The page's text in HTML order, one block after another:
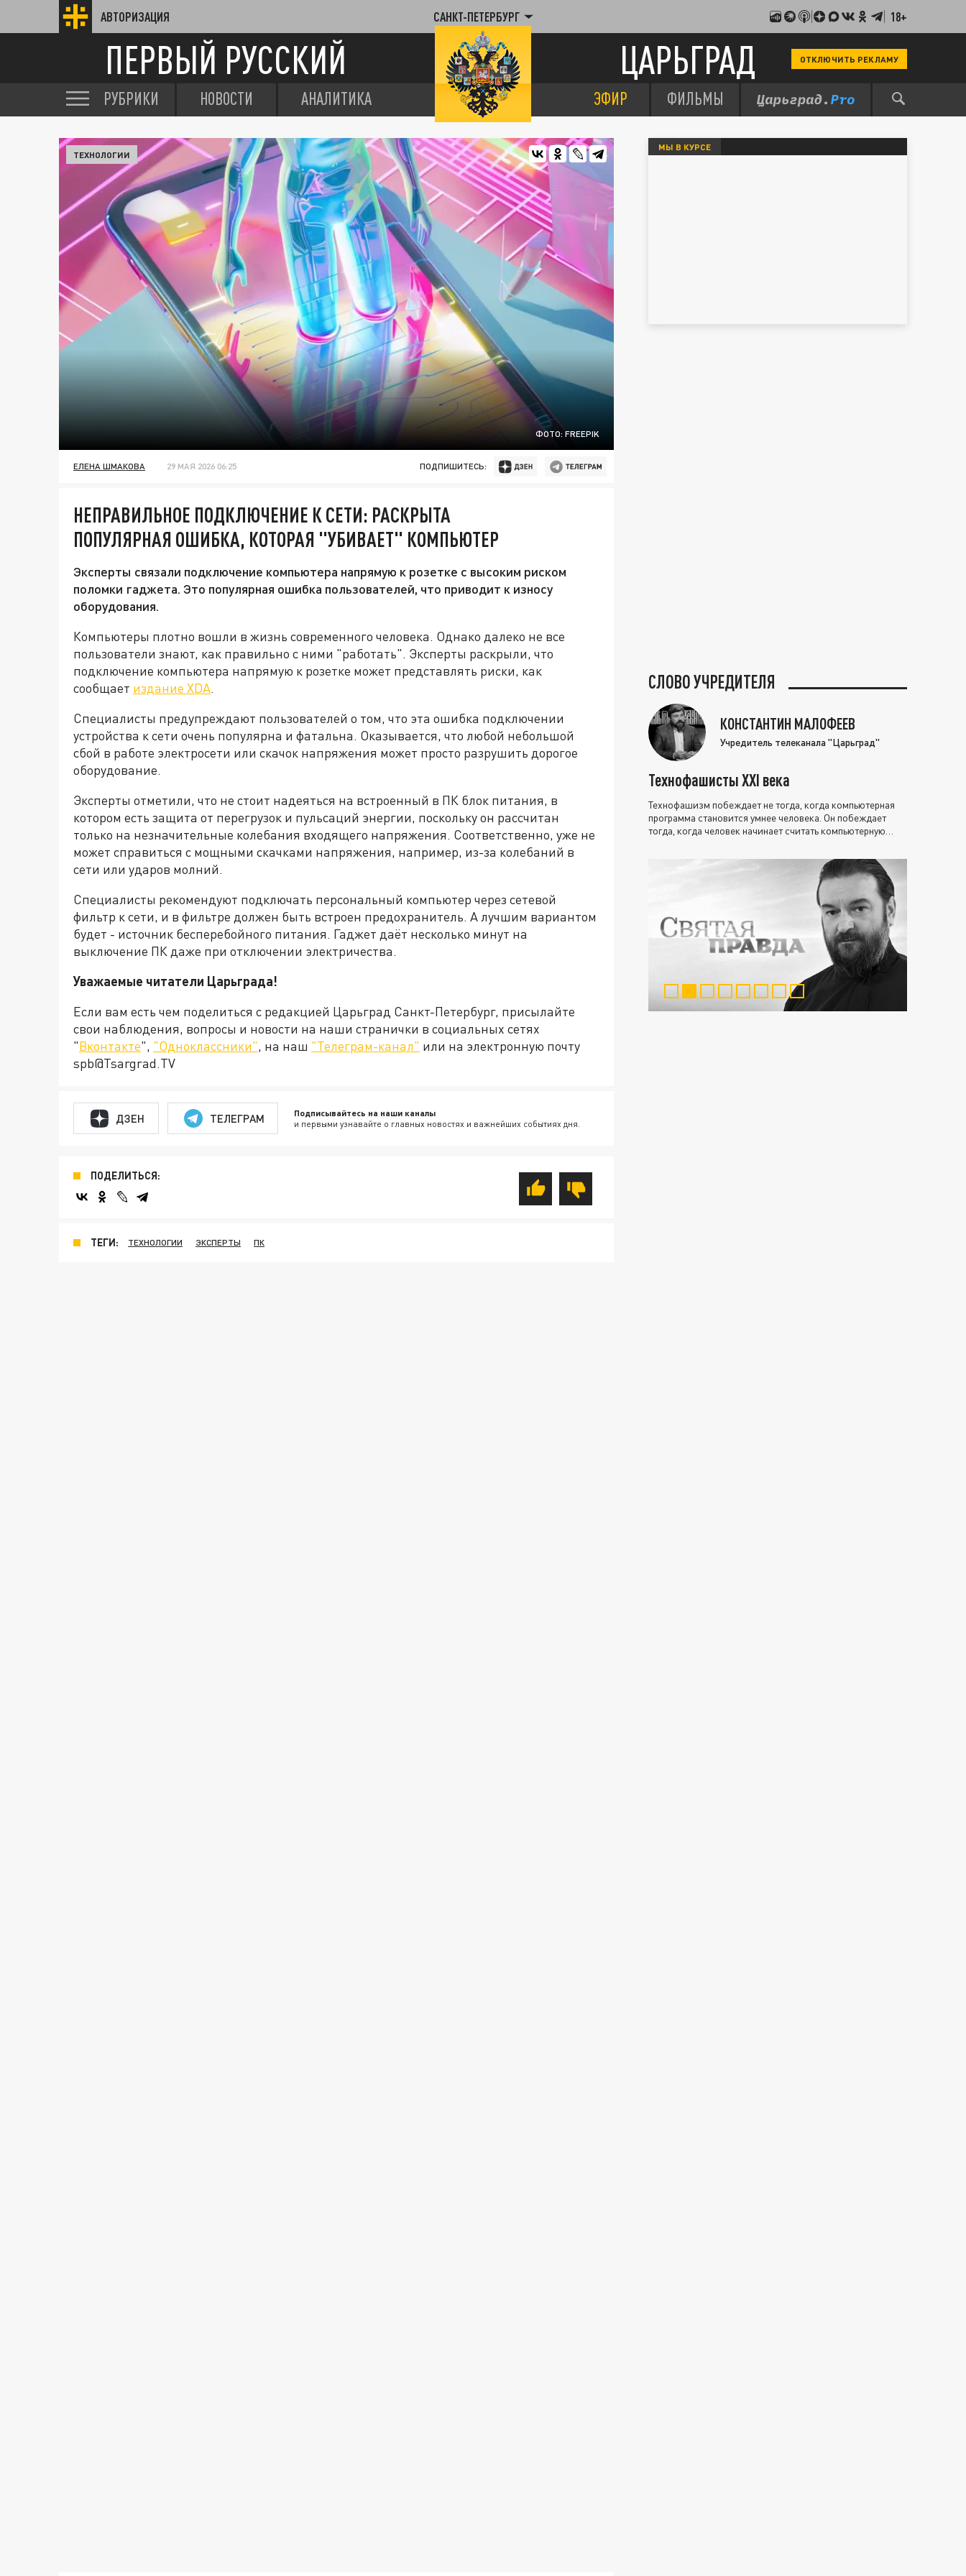
АВТОРИЗАЦИЯ САНКТ-ПЕТЕРБУРГ 18+
ПЕРВЫЙ РУССКИЙ ЦАРЬГРАД ОТКЛЮЧИТЬ РЕКЛАМУ
РУБРИКИ НОВОСТИ АНАЛИТИКА ЭФИР ФИЛЬМЫ
ФОТО: FREEPIK
ТЕХНОЛОГИИ
ЕЛЕНА ШМАКОВА 29 МАЯ 2026 06:25 ПОДПИШИТЕСЬ:
НЕПРАВИЛЬНОЕ ПОДКЛЮЧЕНИЕ К СЕТИ: РАСКРЫТА
ПОПУЛЯРНАЯ ОШИБКА, КОТОРАЯ "УБИВАЕТ" КОМПЬЮТЕР
Эксперты связали подключение компьютера напрямую к розетке с высоким риском
поломки гаджета. Это популярная ошибка пользователей, что приводит к износу
оборудования.
Компьютеры плотно вошли в жизнь современного человека. Однако далеко не все
пользователи знают, как правильно с ними "работать". Эксперты раскрыли, что
подключение компьютера напрямую к розетке может представлять риски, как
сообщает издание XDA.
Специалисты предупреждают пользователей о том, что эта ошибка подключении
устройства к сети очень популярна и фатальна. Оказывается, что любой небольшой
сбой в работе электросети или скачок напряжения может просто разрушить дорогое
оборудование.
Эксперты отметили, что не стоит надеяться на встроенный в ПК блок питания, в
котором есть защита от перегрузок и пульсаций энергии, поскольку он рассчитан
только на незначительные колебания входящего напряжения. Соответственно, уже не
может справиться с мощными скачками напряжения, например, из-за колебаний в
сети или ударов молний.
Специалисты рекомендуют подключать персональный компьютер через сетевой
фильтр к сети, и в фильтре должен быть встроен предохранитель. А лучшим вариантом
будет - источник бесперебойного питания. Гаджет даёт несколько минут на
выключение ПК даже при отключении электричества.
Уважаемые читатели Царьграда!
Если вам есть чем поделиться с редакцией Царьград Санкт-Петербург, присылайте
свои наблюдения, вопросы и новости на наши странички в социальных сетях
"Вконтакте", "Одноклассники", на наш "Телеграм-канал" или на электронную почту
spb@Tsargrad.TV
ДЗЕН ТЕЛЕГРАМ Подписывайтесь на наши каналы
и первыми узнавайте о главных новостях и важнейших событиях дня.
ПОДЕЛИТЬСЯ:
ТЕГИ: ТЕХНОЛОГИИ ЭКСПЕРТЫ ПК
МЫ В КУРСЕ
СЛОВО УЧРЕДИТЕЛЯ
КОНСТАНТИН МАЛОФЕЕВ
Учредитель телеканала "Царьград"
Технофашисты XXI века
Технофашизм побеждает не тогда, когда компьютерная
программа становится умнее человека. Он побеждает
тогда, когда человек начинает считать компьютерную